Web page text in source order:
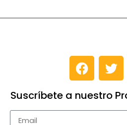
Suscríbete a nuestro